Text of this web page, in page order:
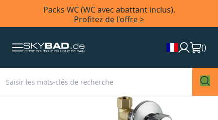
Packs WC (WC avec abattant inclus).
Profitez de l'offre >
()